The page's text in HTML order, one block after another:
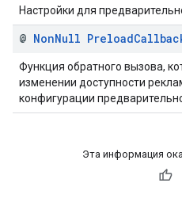
Настройки для
@ NonNull Preload
Функция обратного вызова,
изменении доступности
конфигурации
Эта информация